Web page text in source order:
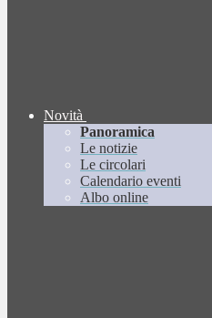
Novità
Panoramica
Le notizie
Le circolari
Calendario eventi
Albo online